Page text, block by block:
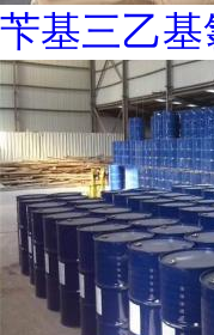
苄基三乙基